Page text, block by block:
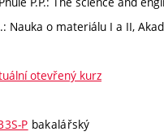
Nauka o materiálu I a II,
otevřený kurz
P bakalářský